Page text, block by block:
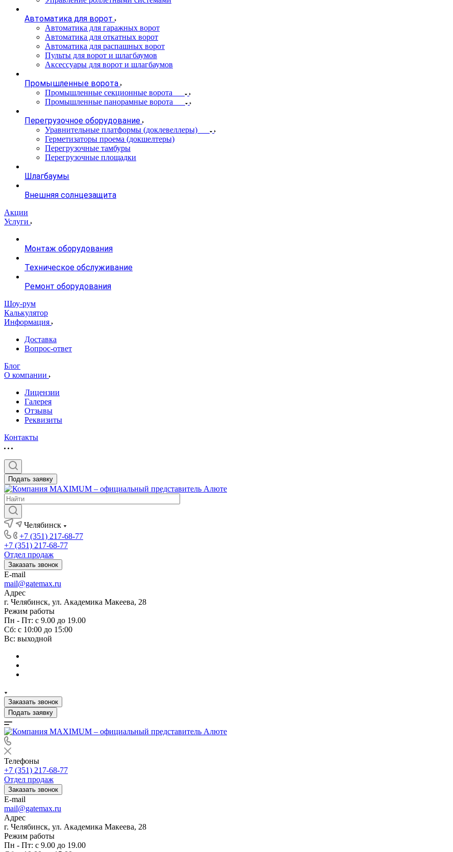
Автоматика для ворот
Автоматика для гаражных ворот
Автоматика для откатных ворот
Автоматика для распашных ворот
Пульты для ворот и шлагбаумов
Аксессуары для ворот и шлагбаумов
Промышленные ворота
Промышленные секционные ворота
Промышленные панорамные ворота
Перегрузочное оборудование
Уравнительные платформы (доклевеллеры)
Герметизаторы проема (докшелтеры)
Перегрузочные тамбуры
Перегрузочные площадки
Шлагбаумы
Внешняя солнцезащита
Акции
Услуги
Монтаж оборудования
Техническое обслуживание
Ремонт оборудования
Шоу-рум
Калькулятор
Информация
Доставка
Вопрос-ответ
Блог
О компании
Лицензии
Галерея
Отзывы
Реквизиты
Контакты
Подать заявку
Челябинск
+7 (351) 217-68-77
+7 (351) 217-68-77
Отдел продаж
Заказать звонок
E-mail
mail@gatemax.ru
Адрес
г. Челябинск, ул. Академика Макеева, 28
Режим работы
Пн - Пт: с 9.00 до 19.00
Сб: с 10:00 до 15:00
Вс: выходной
Заказать звонок
Подать заявку
Телефоны
+7 (351) 217-68-77
Отдел продаж
Заказать звонок
E-mail
mail@gatemax.ru
Адрес
г. Челябинск, ул. Академика Макеева, 28
Режим работы
Пн - Пт: с 9.00 до 19.00